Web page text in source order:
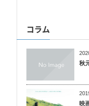
コラム
秋
映